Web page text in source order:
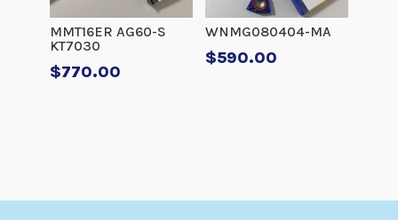
MMT16ER AG60-S
KT7030
$770.00
WNMG080404-MA
$590.00